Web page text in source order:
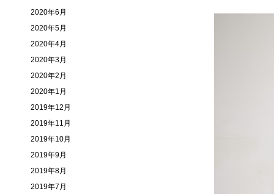
2020年6月
2020年5月
2020年4月
2020年3月
2020年2月
2020年1月
2019年12月
2019年11月
2019年10月
2019年9月
2019年8月
2019年7月